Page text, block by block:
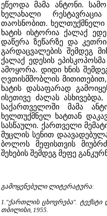
ეწეოდა მამა ანტონი.
ხელახალი
თაოსნობით. ხელთუქმნელი
ხატის ისტორია ქალაქ
დაწერა ზეწარზე და
გარდაცვალების შემდეგ
ქალაქ ედესის
ამოყორა. დიდი ხნის
ღვთისმშობლის მითითებით,
ხატის დასაფარად
ისეთივე ძალას
საქართველოში მამა
ხელთუქმნელ ხატთან
სასწაული. ქართველი
მუცლის სენით
ბოლოს მეფისთვის
შეხების შემდეგ მეფე
გამოყენებული ლიტერატურა:
1."ქართლის ცხოვრება". ტექსტი
თბილისი, 1955.